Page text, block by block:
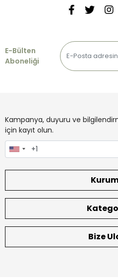
E-Bülten
Aboneliği
Kampanya, duyuru ve
için kayıt olun.
Bize